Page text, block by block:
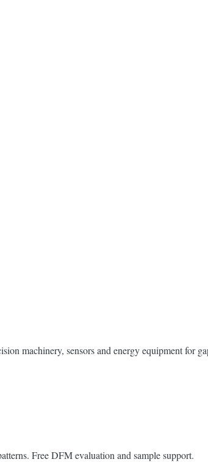
machinery, sensors and energy equipment for
Free DFM evaluation and sample support.